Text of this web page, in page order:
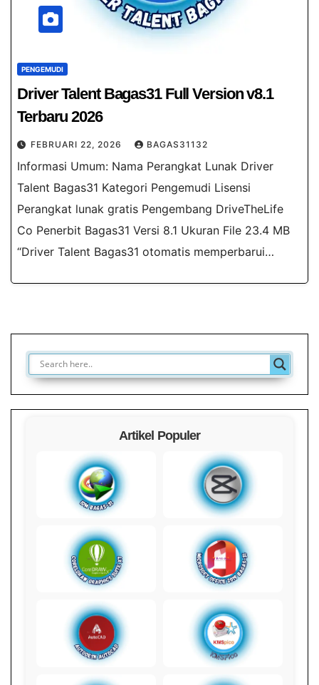
PENGEMUDI
Driver Talent Bagas31​ Full Version v8.1
Terbaru 2026
FEBRUARI 22, 2026 BAGAS31132
Informasi Umum: Nama Perangkat Lunak Driver
Talent Bagas31 Kategori Pengemudi Lisensi
Perangkat lunak gratis Pengembang DriveTheLife
Co Penerbit Bagas31 Versi 8.1 Ukuran File 23.4 MB
“Driver Talent Bagas31​ otomatis memperbarui…
Artikel Populer